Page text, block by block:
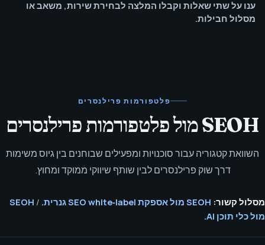
ענו על שתי שאלות וקבלו המלצה לבחירת שירות, משאב או
מסלול חבילות.
פלטפורמות פרילנסרים
SEOH מול פלטפורמות פרילנסרים
השוואת קטגוריה עבור סוכנויות ומפעילים שבוחנים בין גיוס משימות
דרך שוק פרילנסרים לבין שותף שיווקי ממוקד ומחוץ.
מסלול קשור: SEOH מול אספקת SEO white‑label גנרית. /
SEOH
מול כלי תוכן AI.